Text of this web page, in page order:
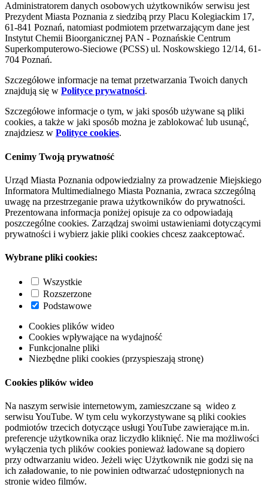
Administratorem danych osobowych użytkowników serwisu jest
Prezydent Miasta Poznania z siedzibą przy Placu Kolegiackim 17,
61-841 Poznań, natomiast podmiotem przetwarzającym dane jest
Instytut Chemii Bioorganicznej PAN - Poznańskie Centrum
Superkomputerowo-Sieciowe (PCSS) ul. Noskowskiego 12/14, 61-
704 Poznań.
Szczegółowe informacje na temat przetwarzania Twoich danych
znajdują się w Polityce prywatności.
Szczegółowe informacje o tym, w jaki sposób używane są pliki
cookies, a także w jaki sposób można je zablokować lub usunąć,
znajdziesz w Polityce cookies.
Cenimy Twoją prywatność
Urząd Miasta Poznania odpowiedzialny za prowadzenie Miejskiego
Informatora Multimedialnego Miasta Poznania, zwraca szczególną
uwagę na przestrzeganie prawa użytkowników do prywatności.
Prezentowana informacja poniżej opisuje za co odpowiadają
poszczególne cookies. Zarządzaj swoimi ustawieniami dotyczącymi
prywatności i wybierz jakie pliki cookies chcesz zaakceptować.
Wybrane pliki cookies:
Wszystkie
Rozszerzone
Podstawowe
Cookies plików wideo
Cookies wpływające na wydajność
Funkcjonalne pliki
Niezbędne pliki cookies (przyspieszają stronę)
Cookies plików wideo
Na naszym serwisie internetowym, zamieszczane są wideo z
serwisu YouTube. W tym celu wykorzystywane są pliki cookies
podmiotów trzecich dotyczące usługi YouTube zawierające m.in.
preferencje użytkownika oraz liczydło kliknięć. Nie ma możliwości
wyłączenia tych plików cookies ponieważ ładowane są dopiero
przy odtwarzaniu wideo. Jeżeli więc Użytkownik nie godzi się na
ich załadowanie, to nie powinien odtwarzać udostępnionych na
stronie wideo filmów.